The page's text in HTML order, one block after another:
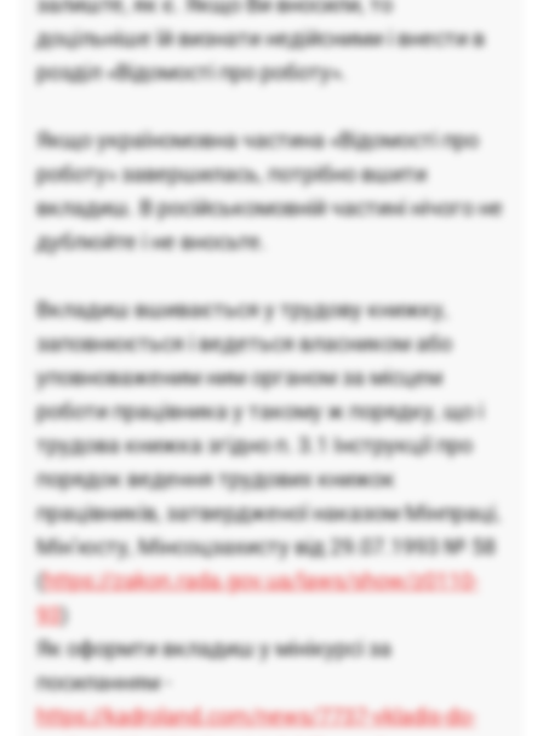
доцільніше їй визнати недійсними і внести в
розділ «Відомості про роботу».
Якщо україномовна частина «Відомості про
роботу» завершилась, потрібно вшити
вкладиш. В російськомовній частині нічого не
дублюйте і не вносьте.
Вкладиш вшивається у трудову книжку,
заповнюється і ведеться власником або
уповноваженим ним органом за місцем
роботи працівника у такому ж порядку, що і
трудова книжка згідно п. 3.1 Інструкції про
порядок ведення трудових книжок
працівників, затвердженої наказом Мінпраці,
Мін’юсту, Мінсоцзахисту від 29.07.1993 № 58
(https://zakon.rada.gov.ua/laws/show/z0110-
93)
Як оформти вкладиш у мінікурсі за
посиланням -
https://kadroland.com/news/7737-vkladis-do-